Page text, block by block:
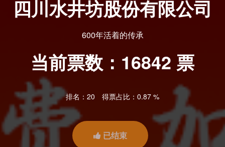
四川水井坊股份有限公司
600年活着的传承
当前票数： 16842 票
排名：20 得票占比：0.87 %
已结束